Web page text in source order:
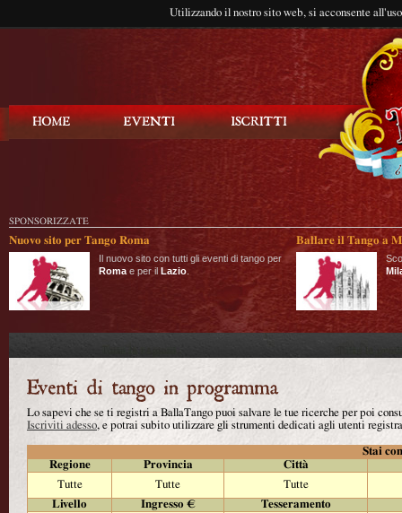
Utilizzando il nostro sito web, si acconsente
SPONSORIZZATE
Nuovo sito per Tango Roma
Il nuovo sito con tutti gli eventi di tango per
Roma e per il Lazio
Ballare il Tango a
Lo sapevi che se ti registri a BallaTango puoi salvare le tue ricerche per poi
Iscriviti adesso, e potrai subito utilizzare gli strumenti dedicati agli utenti
Stai
Regione
Provincia
Città
Tutte
Tutte
Tutte
Livello
Ingresso €
Tesseramento